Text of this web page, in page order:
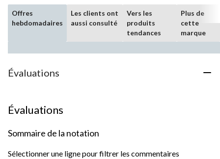
Offres
hebdomadaires
Les clients ont
aussi consulté
Vers les
produits
tendances
Plus de
cette
marque
Évaluations
Évaluations
Sommaire de la notation
Sélectionner une ligne pour filtrer les commentaires